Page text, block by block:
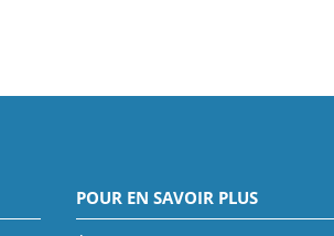
POUR EN SAVOIR PLUS